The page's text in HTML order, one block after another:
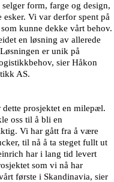
form, farge og design,
Vi var derfor spent på
kunne dekke vårt behov.
en løsning av allerede
er unik på
sier Håkon
AS.
dette prosjektet en milepæl.
oss til å bli en
Vi har gått fra å være
til nå å ta steget fullt ut
har i lang tid levert
som vi nå har
første i Skandinavia, sier